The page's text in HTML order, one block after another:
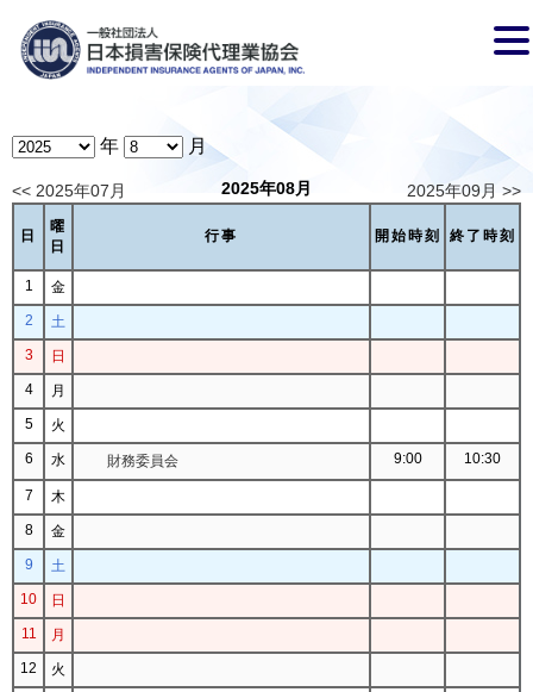
年 月
<< 2025年07月 2025年09月 >>
2025年08月
日
曜
日
行事 開始時刻 終了時刻
1
金
2
土
3
日
4
月
5
火
6
水 財務委員会 9:00 10:30
7
木
8
金
9
土
10
日
11
月
12
火